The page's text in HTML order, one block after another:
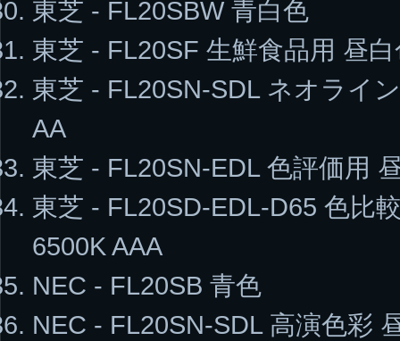
東芝 - FL20SBW 青白色
東芝 - FL20SF 生鮮食品用 昼
東芝 - FL20SN-SDL ネオライ
AA
東芝 - FL20SN-EDL 色評価用
東芝 - FL20SD-EDL-D65 色比
6500K AAA
NEC - FL20SB 青色
NEC - FL20SN-SDL 高演色彩